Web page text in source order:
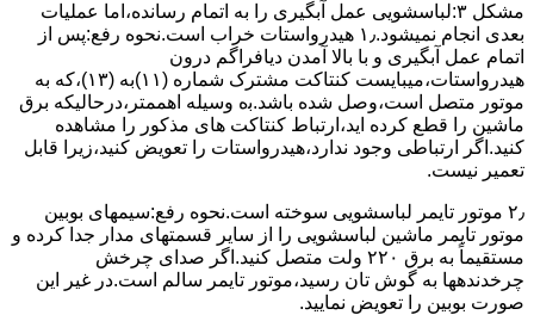
مشکل ۳:لباسشویی ﻋﻤﻞ آﺑﮕﯿﺮی را ﺑﻪ اﺗﻤﺎم رﺳﺎﻧﺪه،اﻣﺎ ﻋﻤﻠﯿﺎت
ﺑﻌﺪی اﻧﺠﺎم نمیشود.۱٫ ﻫﯿﺪرواﺳﺘﺎت ﺧﺮاب اﺳﺖ.نحوه رﻓﻊ:ﭘﺲ از
اﺗﻤﺎم عمل آﺑﮕﯿﺮی و ﺑﺎ ﺑﺎﻻ آﻣﺪن دﯾﺎﻓﺮاﮔﻢ درون
ﻫﯿﺪرواﺳﺘﺎت،میبایست ﮐﻨﺘﺎﮐﺖ ﻣﺸﺘﺮک شماره (۱۱)به (۱۳)،ﮐﻪ ﺑﻪ
ﻣﻮﺗﻮر ﻣﺘﺼﻞ اﺳﺖ،وﺻﻞ ﺷﺪه ﺑﺎﺷﺪ.ﺑه وسیله اهممتر،درحالیکه ﺑﺮق
ﻣﺎﺷﯿﻦ را ﻗﻄﻊ کرده اید،ارﺗﺒﺎط ﮐﻨﺘﺎﮐﺖ ﻫﺎی ﻣﺬﮐﻮر را ﻣﺸﺎﻫﺪه
کنید.اﮔﺮ ارﺗﺒﺎطی وجود ندارد،ﻫﯿﺪرواﺳﺘﺎت را ﺗﻌﻮﯾﺾ ﮐﻨﯿﺪ،زﯾﺮا قابل
ﺗﻌﻤﯿﺮ نیست.
۲٫ ﻣﻮﺗﻮر ﺗﺎﯾﻤﺮ لباسشویی ﺳﻮﺧﺘﻪ اﺳﺖ.نحوه رﻓﻊ:سیمهای ﺑﻮﺑﯿﻦ
ﻣﻮﺗﻮر ﺗﺎﯾﻤﺮ ماشین لباسشویی را از ﺳﺎﯾﺮ قسمتهای ﻣﺪار ﺟﺪا کرده و
مستقیماً ﺑﻪ برق ۲۲۰ وﻟﺖ ﻣﺘﺼﻞ کنید.اﮔﺮ ﺻﺪای ﭼﺮﺧﺶ
چرخدندهها به گوش تان رﺳﯿﺪ،ﻣﻮﺗﻮر ﺗﺎﯾﻤﺮ ﺳﺎﻟﻢ اﺳﺖ.در ﻏﯿﺮ اﯾﻦ
ﺻﻮرت ﺑﻮﺑﯿﻦ را ﺗﻌﻮﯾﺾ ﻧﻤﺎﯾﯿﺪ.